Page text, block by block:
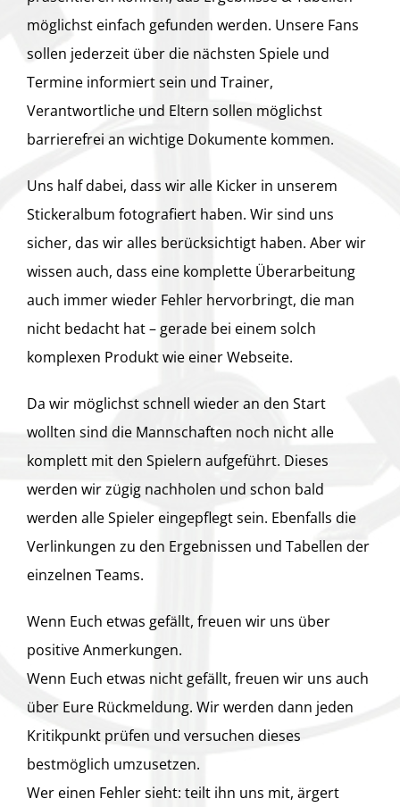
möglichst einfach gefunden werden. Unsere Fans
sollen jederzeit über die nächsten Spiele und
Termine informiert sein und Trainer,
Verantwortliche und Eltern sollen möglichst
barrierefrei an wichtige Dokumente kommen.
Uns half dabei, dass wir alle Kicker in unserem
Stickeralbum fotografiert haben. Wir sind uns
sicher, das wir alles berücksichtigt haben. Aber wir
wissen auch, dass eine komplette Überarbeitung
auch immer wieder Fehler hervorbringt, die man
nicht bedacht hat – gerade bei einem solch
komplexen Produkt wie einer Webseite.
Da wir möglichst schnell wieder an den Start
wollten sind die Mannschaften noch nicht alle
komplett mit den Spielern aufgeführt. Dieses
werden wir zügig nachholen und schon bald
werden alle Spieler eingepflegt sein. Ebenfalls die
Verlinkungen zu den Ergebnissen und Tabellen der
einzelnen Teams.
Wenn Euch etwas gefällt, freuen wir uns über
positive Anmerkungen.
Wenn Euch etwas nicht gefällt, freuen wir uns auch
über Eure Rückmeldung. Wir werden dann jeden
Kritikpunkt prüfen und versuchen dieses
bestmöglich umzusetzen.
Wer einen Fehler sieht: teilt ihn uns mit, ärgert